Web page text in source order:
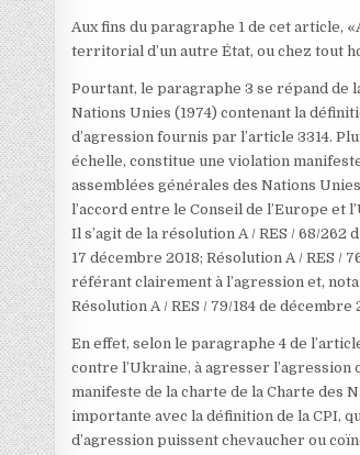
Aux fins du paragraphe 1 de cet article,
territorial d’un autre État, ou chez tout
Pourtant, le paragraphe 3 se répand de
Nations Unies (1974) contenant la
d’agression fournis par l’article 3314.
échelle, constitue une violation
assemblées générales des Nations
l’accord entre le Conseil de l’Europe et
Il s’agit de la résolution A / RES / 68/262
17 décembre 2018; Résolution A / RES /
référant clairement à l’agression et,
Résolution A / RES / 79/184 de
En effet, selon le paragraphe 4 de
contre l’Ukraine, à agresser
manifeste de la charte de la Charte des
importante avec la définition de la CPI,
d’agression puissent chevaucher ou